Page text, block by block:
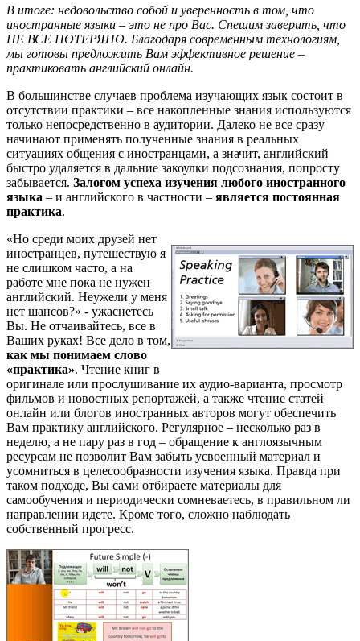
В итоге: недовольство собой и уверенность в том, что
иностранные языки – это не про Вас. Спешим заверить, что
НЕ ВСЕ ПОТЕРЯНО. Благодаря современным технологиям,
мы готовы предложить Вам эффективное решение –
практиковать английский онлайн.
В большинстве случаев проблема изучающих язык состоит в
отсутствии практики – все накопленные знания используются
только непосредственно в аудитории. Далеко не все сразу
начинают применять полученные знания в реальных
ситуациях общения с иностранцами, а значит, английский
быстро удаляется в дальние закоулки подсознания, попросту
забывается. Залогом успеха изучения любого иностранного
языка – и английского в частности – является постоянная
практика.
«Но среди моих друзей нет
иностранцев, путешествую я
не слишком часто, а на
работе мне пока не нужен
английский. Неужели у меня
нет шансов?» - ужаснетесь
Вы. Не отчаивайтесь, все в
Ваших руках! Все дело в том,
как мы понимаем слово
«практика». Чтение книг в
оригинале или прослушивание их аудио-варианта, просмотр
фильмов и новостных репортажей, а также чтение статей
онлайн или блогов иностранных авторов могут обеспечить
Вам практику английского. Регулярное – несколько раз в
неделю, а не пару раз в год – обращение к англоязычным
ресурсам не позволит Вам забыть усвоенный материал и
усомниться в целесообразности изучения языка. Правда при
таком подходе, Вы сами отбираете материалы для
самообучения и периодически сомневаетесь, в правильном ли
направлении идете. Кроме того, сложно наблюдать
собственный прогресс.